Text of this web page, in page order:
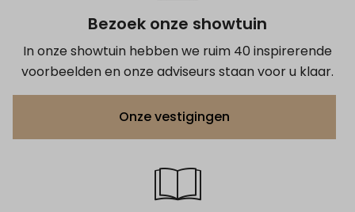
Bezoek onze showtuin
In onze showtuin hebben we ruim 40 inspirerende
voorbeelden en onze adviseurs staan voor u klaar.
Onze vestigingen